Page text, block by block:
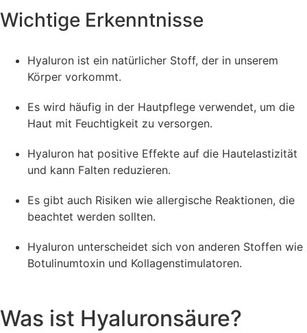
Wichtige Erkenntnisse
Hyaluron ist ein natürlicher Stoff, der in unserem
Körper vorkommt.
Es wird häufig in der Hautpflege verwendet, um die
Haut mit Feuchtigkeit zu versorgen.
Hyaluron hat positive Effekte auf die Hautelastizität
und kann Falten reduzieren.
Es gibt auch Risiken wie allergische Reaktionen, die
beachtet werden sollten.
Hyaluron unterscheidet sich von anderen Stoffen wie
Botulinumtoxin und Kollagenstimulatoren.
Was ist Hyaluronsäure?